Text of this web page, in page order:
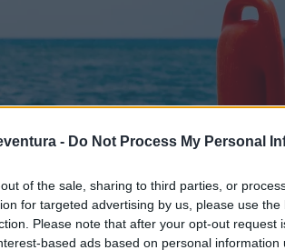
- Do Not Process My Personal
of the sale, sharing to third parties, or
for targeted advertising by us, please use
Please note that after your opt-out request
based ads based on personal information